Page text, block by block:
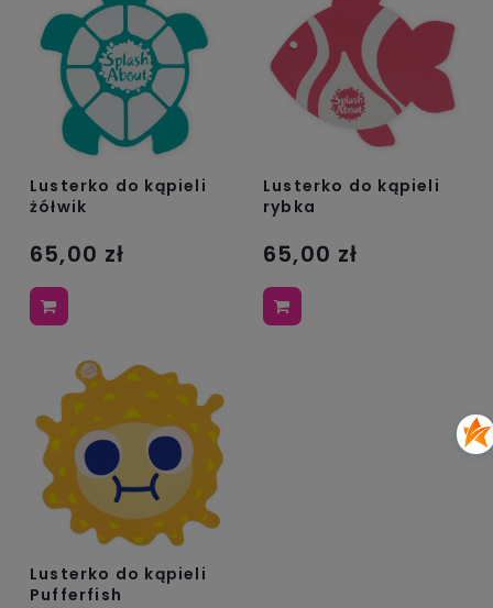
Lusterko do kąpieli
żółwik
65,00 zł
Lusterko do kąpieli
rybka
65,00 zł
Lusterko do kąpieli
Pufferfish